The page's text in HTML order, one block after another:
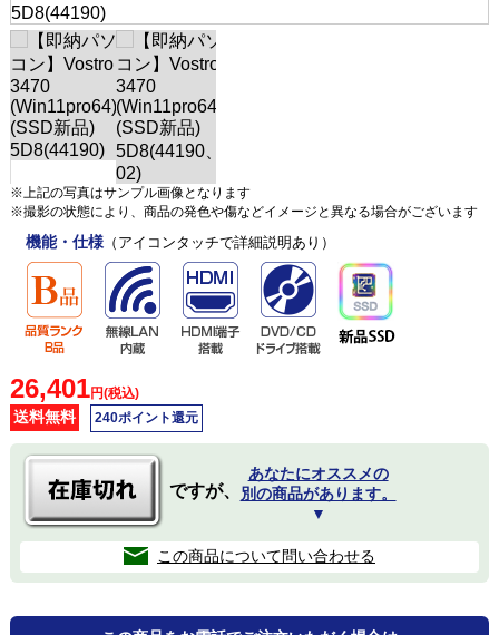
※上記の写真はサンプル画像となります
※撮影の状態により、商品の発色や傷などイメージと異なる場合がございます
機能・仕様（アイコンタッチで詳細説明あり）
26,401円(税込)
送料無料 240ポイント還元
ですが、
あなたにオススメの
別の商品があります。
▼
この商品について問い合わせる